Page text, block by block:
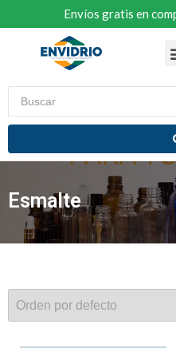
Envíos gratis en
Esmalte